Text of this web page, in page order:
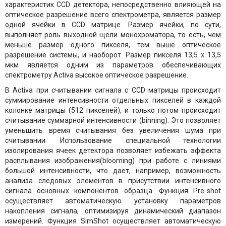
характеристик CCD детектора, непосредственно влияющей на
оптическое разрешение всего спектрометра, является размер
одной ячейки в CCD матрице. Размер ячейки, по сути,
выполняет роль выходной щели монохроматора, то есть, чем
меньше размер одного пикселя, тем выше оптическое
разрешение системы, и наоборот. Размер пикселя 13,5 x 13,5
мкм является одним из параметров обеспечивающих
спектрометру Activa высокое оптическое разрешение.
В Activa при считывании сигнала с CCD матрицы происходит
суммирование интенсивности отдельных пикселей в каждой
колонке матрицы (512 пикселей), и только потом происходит
считывание суммарной интенсивности (binning). Это позволяет
уменьшить время считывания без увеличения шума при
считывании. Использование специальной технологии
изолирования ячеек детектора позволяет избежать эффекта
расплывания изображения(blooming) при работе с линиями
большой интенсивности, что дает, например, возможность
анализа следовых элементов в присутствии интенсивного
сигнала основных компонентов образца. Функция Pre-shot
осуществляет автоматическую установку параметров
накопления сигнала, оптимизируя динамический диапазон
измерений. Функция SimShot осуществляет автоматическую